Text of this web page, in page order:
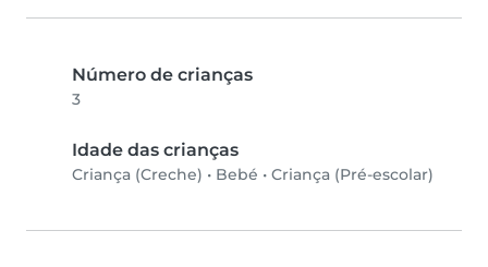
Número de crianças
3
Idade das crianças
Criança (Creche) • Bebé • Criança (Pré-escolar)